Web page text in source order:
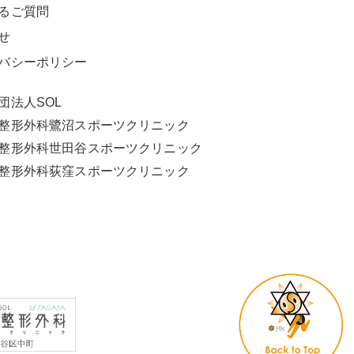
ご質問
シーポリシー
法人SOL
形外科鷺沼スポーツクリニック
形外科世田谷スポーツクリニック
形外科荻窪スポーツクリニック